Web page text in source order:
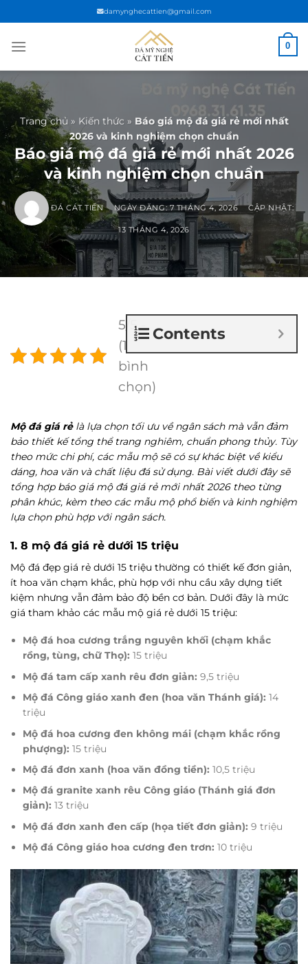
đến
nội
damynghecattien@gmail.com
0
Trang chủ » Kiến thức» Báo giá mộ đá giá rẻ mới nhất
2026 và kinh nghiệm chọn chuẩn
Báo giá mộ đá giá rẻ mới nhất 2026
và kinh nghiệm chọn chuẩn
ĐÁ CÁT TIẾN NGÀY ĐĂNG:7 THÁNG 4, 2026 CẬP NHẬT:
13 THÁNG 4, 2026
Contents
5/5 -
(1
bình
chọn)
Mộ đá giá rẻ là lựa chọn tối ưu về ngân sách mà vẫn đảm
bảo thiết kế tổng thể trang nghiêm, chuẩn phong thủy. Tùy
theo mức chi phí, các mẫu mộ sẽ có sự khác biệt về kiểu
dáng, hoa văn và chất liệu đá sử dụng. Bài viết dưới đây sẽ
tổng hợp báo giá mộ đá giá rẻ mới nhất 2026 theo từng
phân khúc, kèm theo các mẫu mộ phổ biến và kinh nghiệm
lựa chọn phù hợp với ngân sách.
1. 8 mộ đá giá rẻ dưới 15 triệu
Mộ đá đẹp giá rẻ dưới 15 triệu thường có thiết kế đơn giản,
ít hoa văn chạm khắc, phù hợp với nhu cầu xây dựng tiết
kiệm nhưng vẫn đảm bảo độ bền cơ bản. Dưới đây là mức
giá tham khảo các mẫu mộ giá rẻ dưới 15 triệu:
Mộ đá hoa cương trắng nguyên khối (chạm khắc
rồng, tùng, chữ Thọ): 15 triệu
Mộ đá tam cấp xanh rêu đơn giản: 9,5 triệu
Mộ đá Công giáo xanh đen (hoa văn Thánh giá): 14
triệu
Mộ đá hoa cương đen không mái (chạm khắc rồng
phượng): 15 triệu
Mộ đá đơn xanh (hoa văn đồng tiền): 10,5 triệu
Mộ đá granite xanh rêu Công giáo (Thánh giá đơn
giản): 13 triệu
Mộ đá đơn xanh đen cấp (họa tiết đơn giản):9 triệu
Mộ đá Công giáo hoa cương đen trơn: 10 triệu